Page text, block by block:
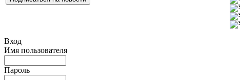
Вход
Имя пользователя
Пароль